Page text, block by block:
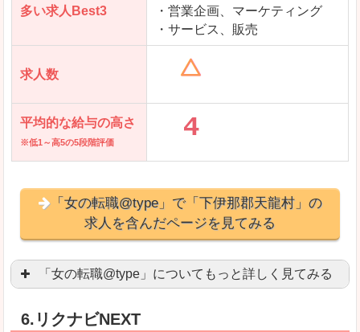
多い求人Best3
・営業企画、マーケティング
・サービス、販売
求人数
平均的な給与の高さ
※低1～高5の5段階評価
「女の転職@type」で「下伊那郡天龍村」の
求人を含んだページを見てみる
「女の転職@type」についてもっと詳しく見てみる
6.リクナビNEXT